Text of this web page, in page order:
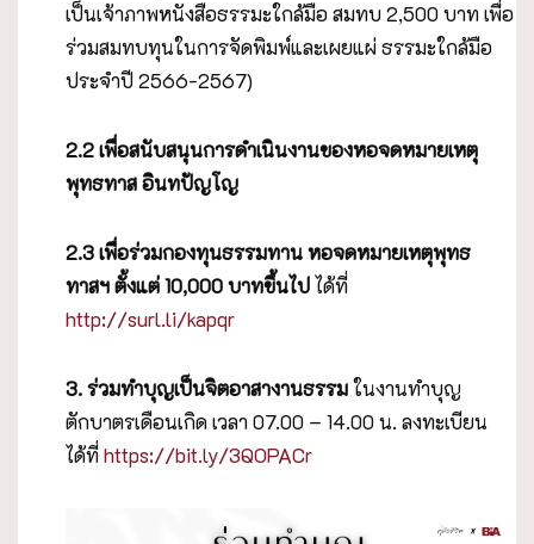
เป็นเจ้าภาพหนังสือธรรมะใกล้มือ สมทบ 2,500 บาท เพื่อ
ร่วมสมทบทุนในการจัดพิมพ์และเผยแผ่ ธรรมะใกล้มือ
ประจำปี 2566-2567)
2.2 เพื่อสนับสนุนการดำเนินงานของหอจดหมายเหตุ
พุทธทาส อินทปัญโญ
2.3เพื่อร่วมกองทุนธรรมทาน หอจดหมายเหตุพุทธ
ทาสฯ ตั้งแต่10,000 บาทขึ้นไป ได้ที่
http://surl.li/kapqr
3. ร่วมทำบุญเป็นจิตอาสางานธรรมในงานทำบุญ
ตักบาตรเดือนเกิด เวลา 07.00 – 14.00 น. ลงทะเบียน
ได้ที่https://bit.ly/3QOPACr